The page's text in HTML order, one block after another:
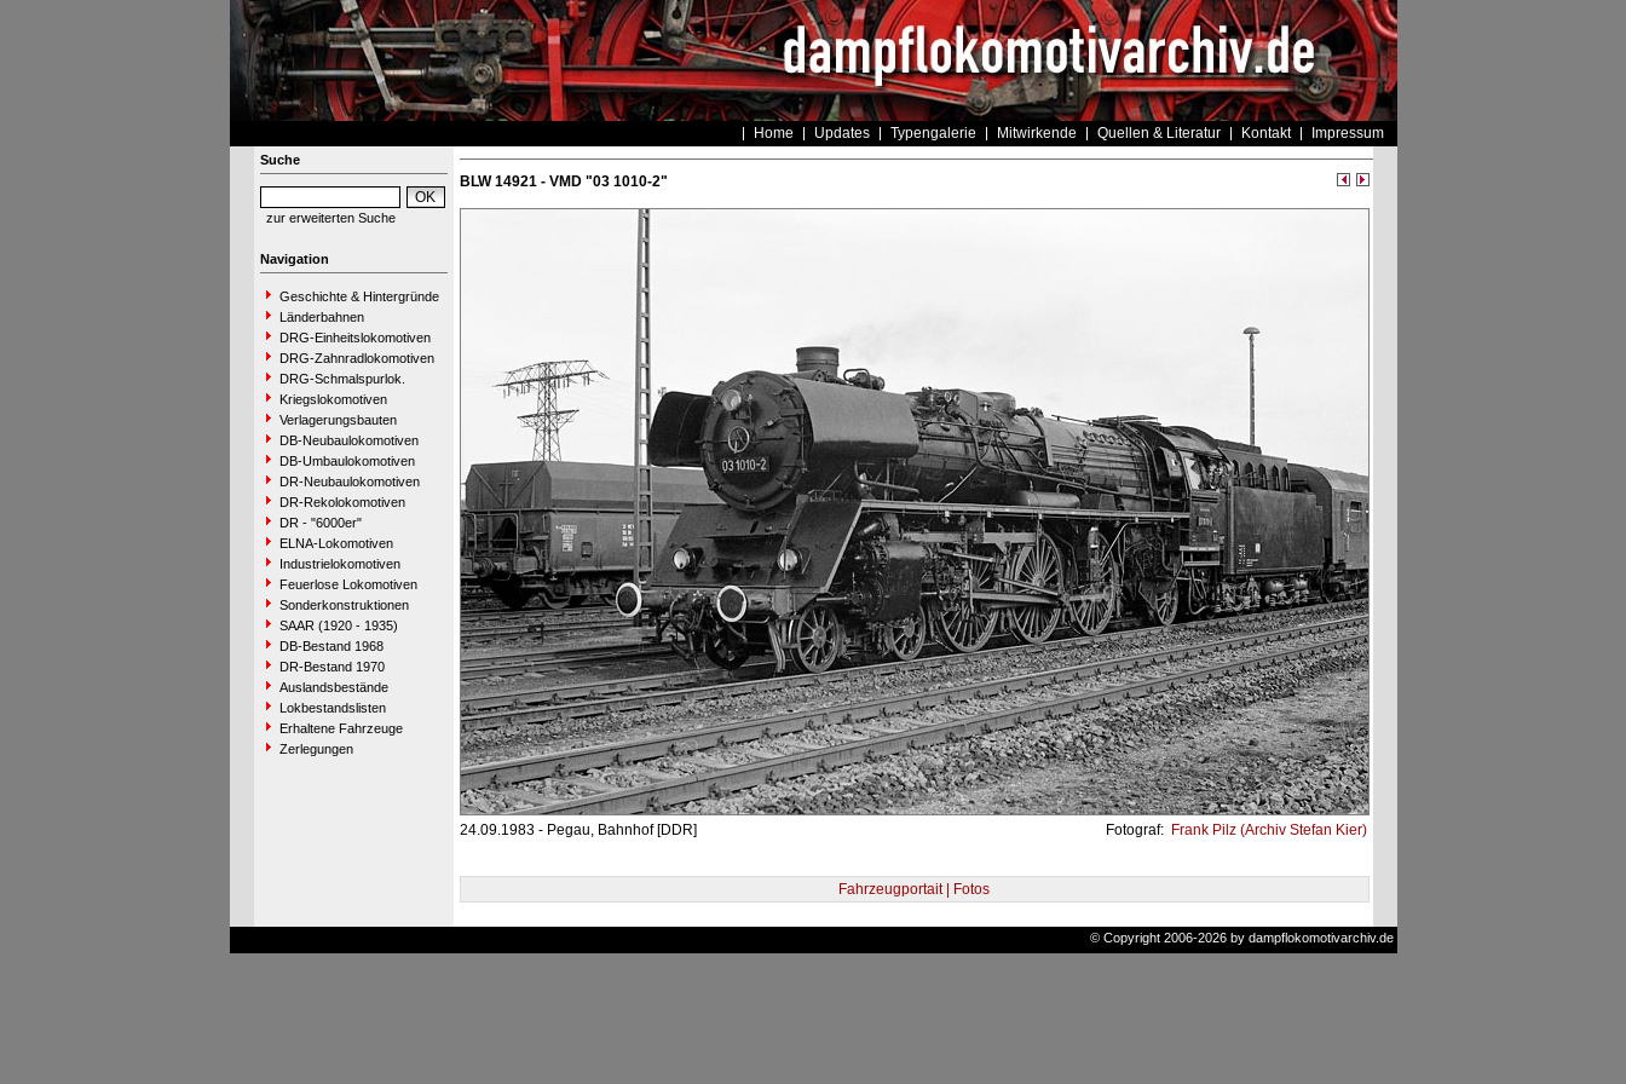
Home Updates Typengalerie Mitwirkende Quellen & Literatur Kontakt Impressum
Suche
zur erweiterten Suche
Navigation
Geschichte & Hintergründe
Länderbahnen
DRG-Einheitslokomotiven
DRG-Zahnradlokomotiven
DRG-Schmalspurlok.
Kriegslokomotiven
Verlagerungsbauten
DB-Neubaulokomotiven
DB-Umbaulokomotiven
DR-Neubaulokomotiven
DR-Rekolokomotiven
DR - "6000er"
ELNA-Lokomotiven
Industrielokomotiven
Feuerlose Lokomotiven
Sonderkonstruktionen
SAAR (1920 - 1935)
DB-Bestand 1968
DR-Bestand 1970
Auslandsbestände
Lokbestandslisten
Erhaltene Fahrzeuge
Zerlegungen
BLW 14921 - VMD "03 1010-2"
24.09.1983 - Pegau, Bahnhof [DDR] Fotograf: Frank Pilz (Archiv Stefan Kier)
Fahrzeugportait | Fotos
© Copyright 2006-2026 by dampflokomotivarchiv.de